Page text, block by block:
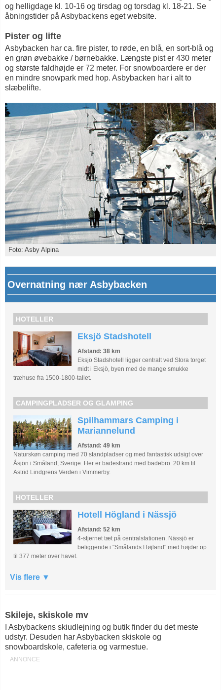
og helligdage kl. 10-16 og tirsdag og torsdag kl. 18-21. Se
åbningstider på Asbybackens eget website.
Pister og lifte
Asbybacken har ca. fire pister, to røde, en blå, en sort-blå og
en grøn øvebakke / børnebakke. Længste pist er 430 meter
og største faldhøjde er 72 meter. For snowboardere er der
en mindre snowpark med hop. Asbybacken har i alt to
slæbelifte.
Foto: Asby Alpina
Overnatning nær Asbybacken
HOTELLER
Eksjö Stadshotell
Afstand: 38 km
Eksjö Stadshotell ligger centralt ved Stora torget
midt i Eksjö, byen med de mange smukke
træhuse fra 1500-1800-tallet.
CAMPINGPLADSER OG GLAMPING
Spilhammars Camping i
Mariannelund
Afstand: 49 km
Naturskøn camping med 70 standpladser og med fantastisk udsigt over
Åsjön i Småland, Sverige. Her er badestrand med badebro. 20 km til
Astrid Lindgrens Verden i Vimmerby.
HOTELLER
Hotell Högland i Nässjö
Afstand: 52 km
4-stjernet tæt på centralstationen. Nässjö er
beliggende i "Smålands Højland" med højder op
til 377 meter over havet.
Vis flere
Skileje, skiskole mv
I Asbybackens skiudlejning og butik finder du det meste
udstyr. Desuden har Asbybacken skiskole og
snowboardskole, cafeteria og varmestue.